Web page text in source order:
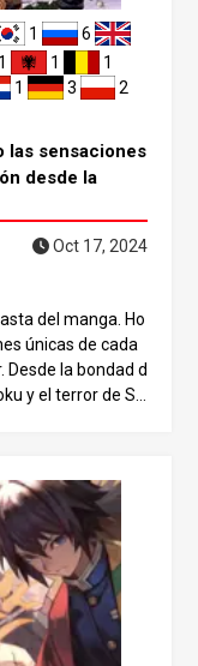
1
6
1
1
1 3
2
las sensaciones
desde la
Oct 17, 2024
del manga. Ho
únicas de cada
Desde la bondad d
y el terror de Sh
Agua es una técni
Tanjiro. Es
debido a su a
ataques menos
de Respiraci
menor al ser
Un demonio, Han